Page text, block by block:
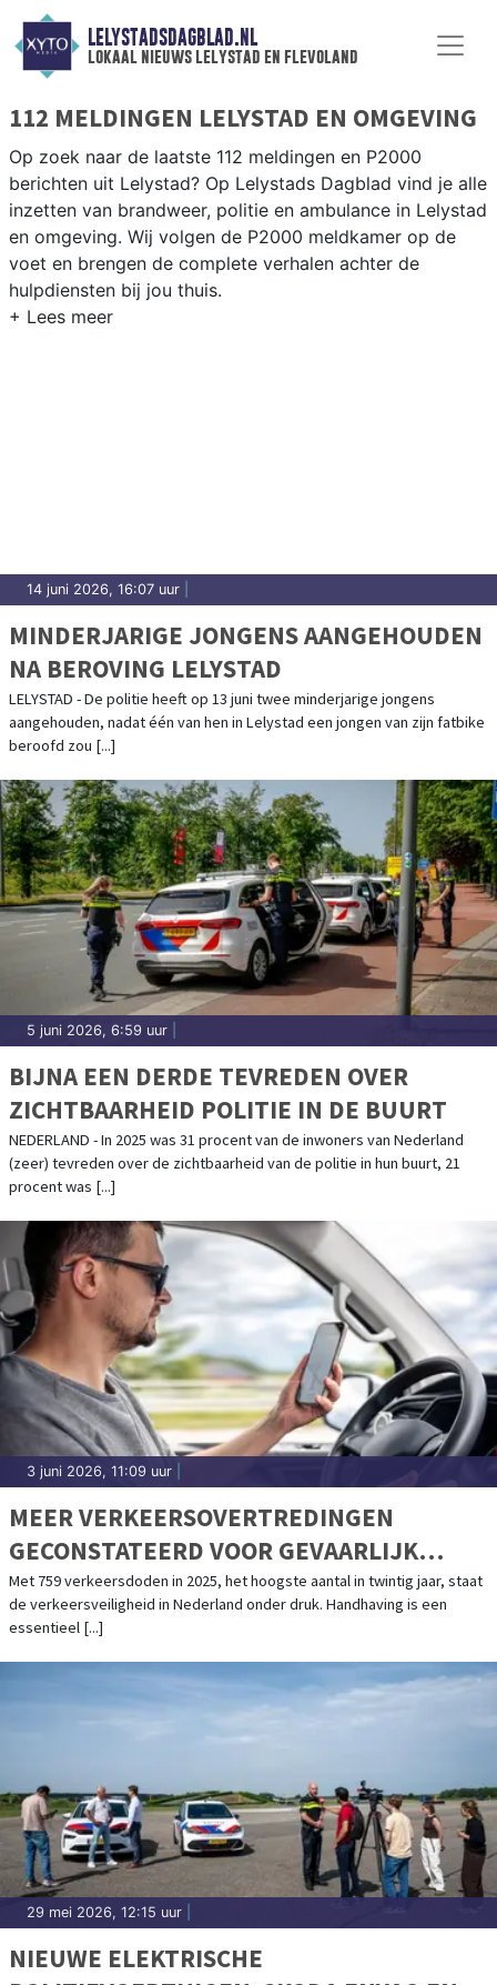
LELYSTADSDAGBLAD.NL
lokaal nieuws lelystad en flevoland
112 MELDINGEN LELYSTAD EN OMGEVING
Op zoek naar de laatste 112 meldingen en P2000
berichten uit Lelystad? Op Lelystads Dagblad vind je alle
inzetten van brandweer, politie en ambulance in Lelystad
en omgeving. Wij volgen de P2000 meldkamer op de
voet en brengen de complete verhalen achter de
hulpdiensten bij jou thuis.
14 juni 2026, 16:07 uur
MINDERJARIGE JONGENS AANGEHOUDEN
NA BEROVING LELYSTAD
LELYSTAD - De politie heeft op 13 juni twee minderjarige jongens
aangehouden, nadat één van hen in Lelystad een jongen van zijn fatbike
beroofd zou [...]
5 juni 2026, 6:59 uur
BIJNA EEN DERDE TEVREDEN OVER
ZICHTBAARHEID POLITIE IN DE BUURT
NEDERLAND - In 2025 was 31 procent van de inwoners van Nederland
(zeer) tevreden over de zichtbaarheid van de politie in hun buurt, 21
procent was [...]
3 juni 2026, 11:09 uur
MEER VERKEERSOVERTREDINGEN
GECONSTATEERD VOOR GEVAARLIJK
RIJGEDRAG
Met 759 verkeersdoden in 2025, het hoogste aantal in twintig jaar, staat
de verkeersveiligheid in Nederland onder druk. Handhaving is een
essentieel [...]
29 mei 2026, 12:15 uur
NIEUWE ELEKTRISCHE